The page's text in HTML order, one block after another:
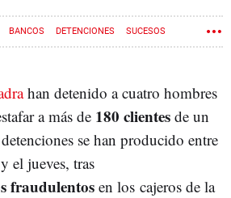
BANCOS DETENCIONES SUCESOS
han detenido a cuatro hombres
a más de 180 clientes de un
se han producido entre
el jueves, tras
fraudulentos en los cajeros de la